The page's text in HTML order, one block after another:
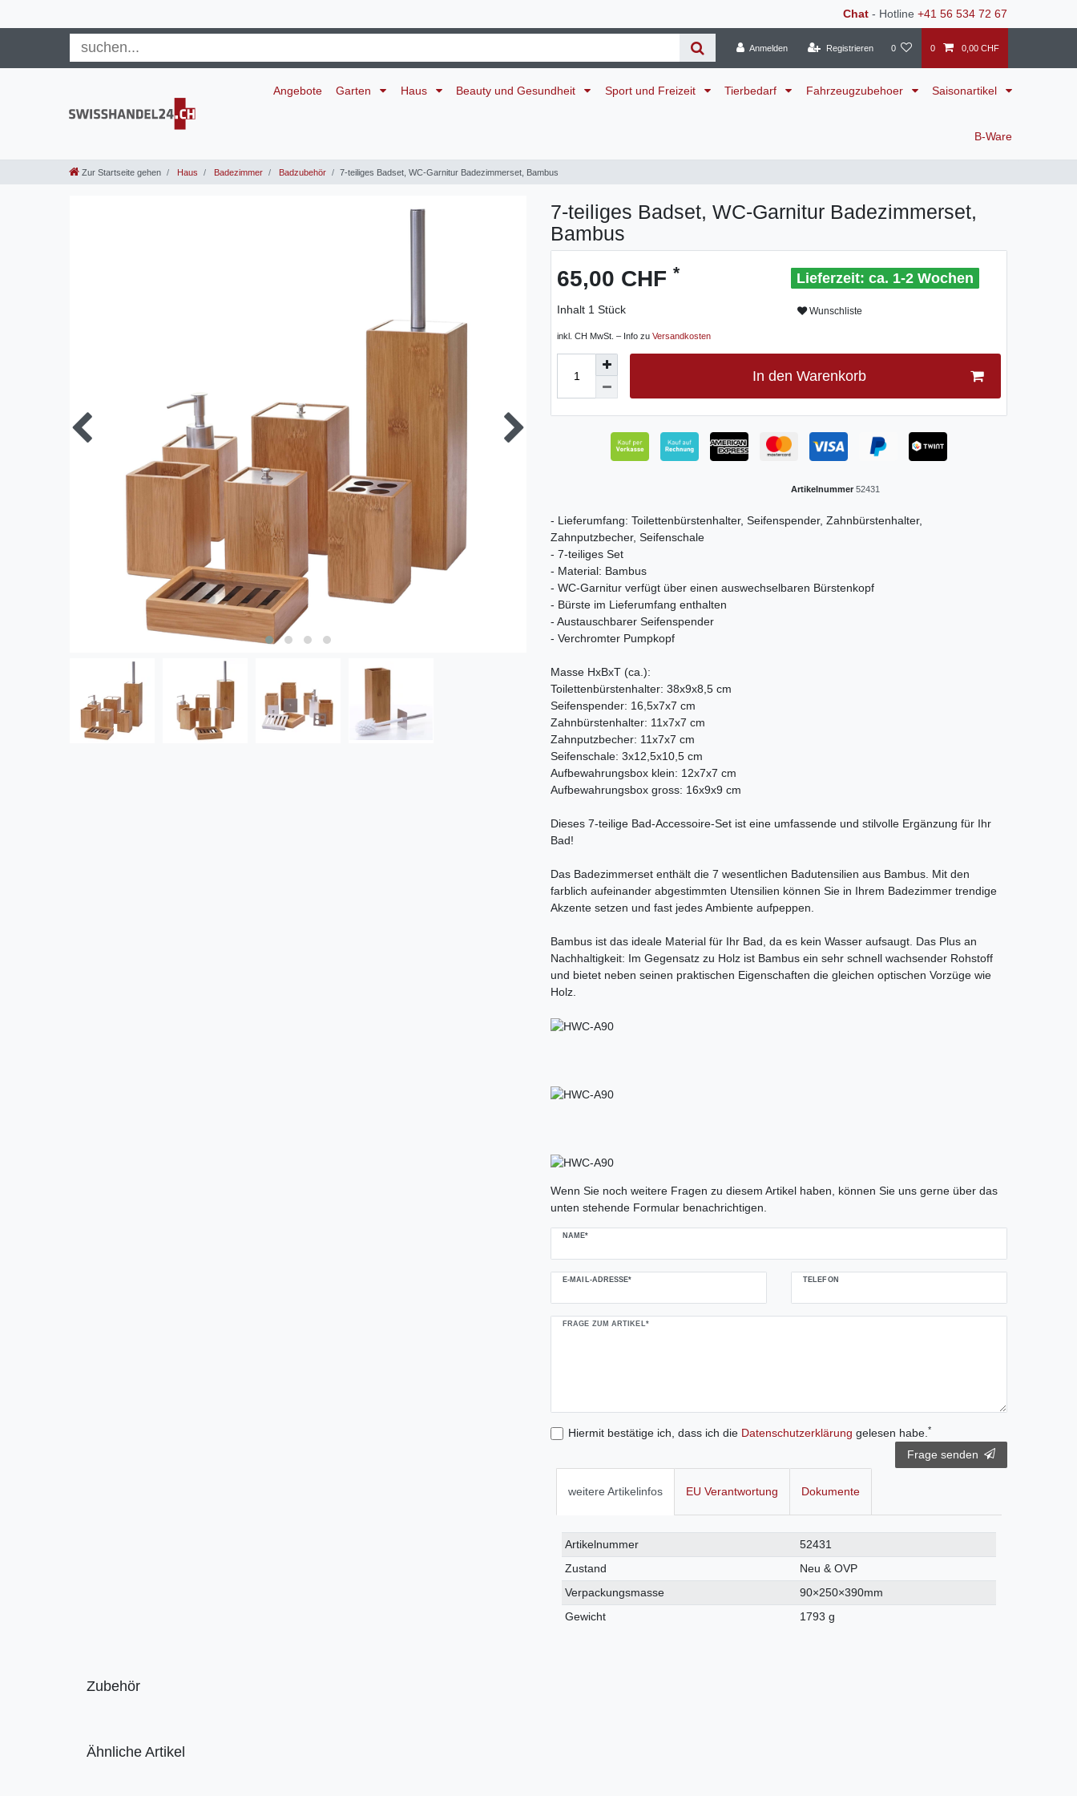
Chat - Hotline +41 56 534 72 67
Anmelden Registrieren 0 0 0,00 CHF
Angebote Garten Haus Beauty und Gesundheit Sport und Freizeit Tierbedarf Fahrzeugzubehoer Saisonartikel
B-Ware
Zur Startseite gehen Haus Badezimmer Badzubehör 7-teiliges Badset, WC-Garnitur Badezimmerset, Bambus
7-teiliges Badset, WC-Garnitur Badezimmerset,
Bambus
65,00 CHF *
Inhalt 1 Stück
inkl. CH MwSt. – Info zu Versandkosten
ca. 1-2 Wochen
Wunschliste
In den Warenkorb
Artikelnummer 52431
- Lieferumfang: Toilettenbürstenhalter, Seifenspender, Zahnbürstenhalter,
Zahnputzbecher, Seifenschale
- 7-teiliges Set
- Material: Bambus
- WC-Garnitur verfügt über einen auswechselbaren Bürstenkopf
- Bürste im Lieferumfang enthalten
- Austauschbarer Seifenspender
- Verchromter Pumpkopf
Masse HxBxT (ca.):
Toilettenbürstenhalter: 38x9x8,5 cm
Seifenspender: 16,5x7x7 cm
Zahnbürstenhalter: 11x7x7 cm
Zahnputzbecher: 11x7x7 cm
Seifenschale: 3x12,5x10,5 cm
Aufbewahrungsbox klein: 12x7x7 cm
Aufbewahrungsbox gross: 16x9x9 cm
Dieses 7-teilige Bad-Accessoire-Set ist eine umfassende und stilvolle Ergänzung für Ihr
Bad!
Das Badezimmerset enthält die 7 wesentlichen Badutensilien aus Bambus. Mit den
farblich aufeinander abgestimmten Utensilien können Sie in Ihrem Badezimmer trendige
Akzente setzen und fast jedes Ambiente aufpeppen.
Bambus ist das ideale Material für Ihr Bad, da es kein Wasser aufsaugt. Das Plus an
Nachhaltigkeit: Im Gegensatz zu Holz ist Bambus ein sehr schnell wachsender Rohstoff
und bietet neben seinen praktischen Eigenschaften die gleichen optischen Vorzüge wie
Holz.
Wenn Sie noch weitere Fragen zu diesem Artikel haben, können Sie uns gerne über das
unten stehende Formular benachrichtigen.
NAME*
E-MAIL-ADRESSE* TELEFON
FRAGE ZUM ARTIKEL*
Hiermit bestätige ich, dass ich die Daten­schutz­erklärung gelesen habe. *
Frage senden
weitere Artikelinfos EU Verantwortung Dokumente
Technisches
Merkmal
Wert
Artikelnummer
52431
Zustand
Neu & OVP
Verpackungsmasse
90×250×390mm
Gewicht
1793 g
Zubehör
Ähnliche Artikel